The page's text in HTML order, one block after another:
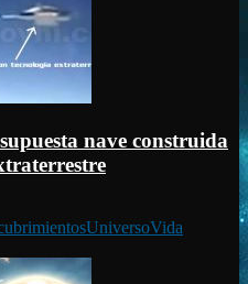
nave construida
UniversoVida